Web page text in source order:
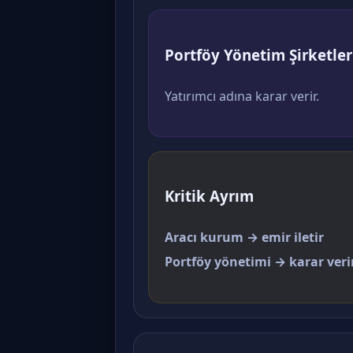
Portföy Yönetim
Yatırımcı adına karar verir.
Kritik Ayrım
Aracı kurum → emir iletir
Portföy yönetimi → karar